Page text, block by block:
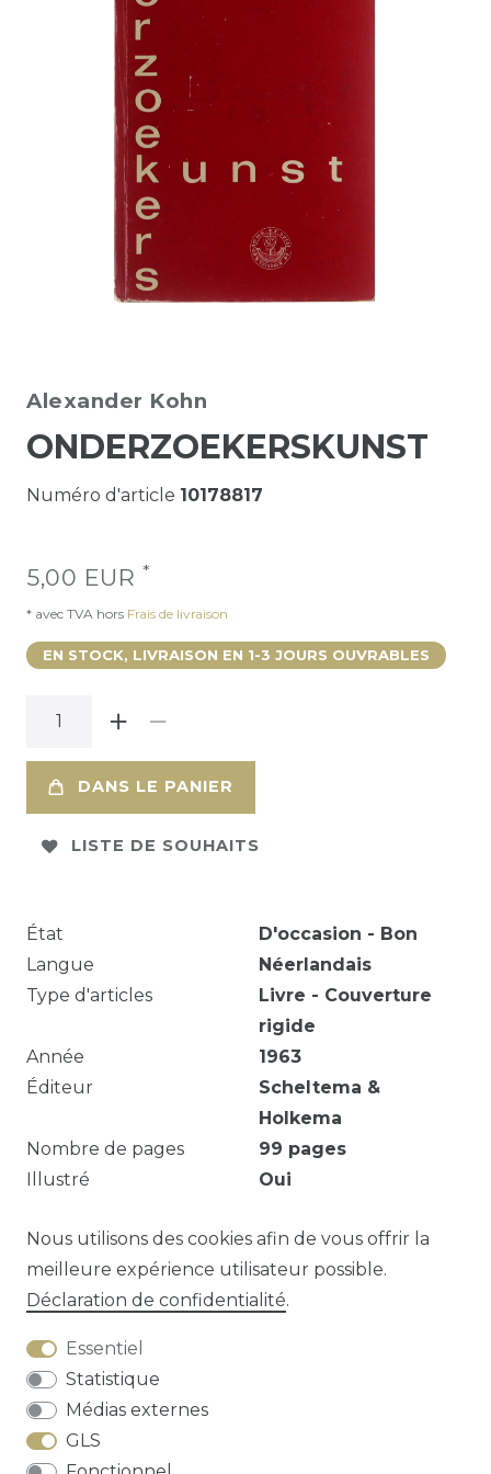
Alexander Kohn
ONDERZOEKERSKUNST
Numéro d'article 10178817
5,00 EUR *
* avec TVA hors Frais de livraison
EN STOCK, LIVRAISON EN 1-3 JOURS OUVRABLES
DANS LE PANIER
LISTE DE SOUHAITS
État
D'occasion - Bon
Langue
Néerlandais
Type d'articles
Livre - Couverture
rigide
Année
1963
Éditeur
Scheltema &
Holkema
Nombre de pages
99 pages
Illustré
Oui
Kartonnen kaft wat vervuild en met wrijfsporen.
Question sur cet article?
Droit de rétractation
Nous utilisons des cookies afin de vous offrir la
meilleure expérience utilisateur possible.
Déclaration de confidentialité.
Essentiel
Statistique
Médias externes
GLS